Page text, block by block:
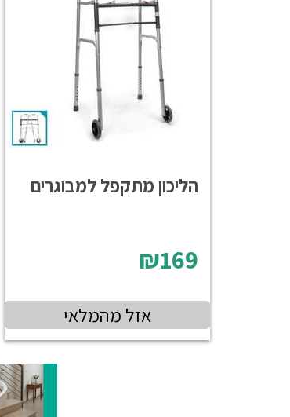
הליכון מתקפל למבוגרים
₪169
אזל מהמלאי